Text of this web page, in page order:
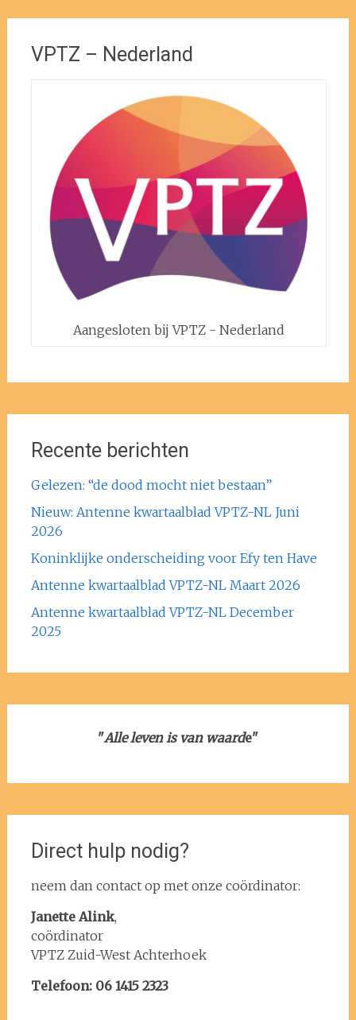
VPTZ – Nederland
Aangesloten bij VPTZ - Nederland
Recente berichten
Gelezen: “de dood mocht niet bestaan”
Nieuw: Antenne kwartaalblad VPTZ-NL Juni
2026
Koninklijke onderscheiding voor Efy ten Have
Antenne kwartaalblad VPTZ-NL Maart 2026
Antenne kwartaalblad VPTZ-NL December
2025
"Alle leven is van waarde"
Direct hulp nodig?
neem dan contact op met onze coördinator:
Janette Alink,
coördinator
VPTZ Zuid-West Achterhoek
Telefoon: 06 1415 2323